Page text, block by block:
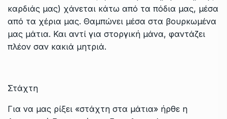
καρδιάς μας) χάνεται κάτω από τα πόδια μας, μέσα
από τα χέρια μας. Θαμπώνει μέσα στα βουρκωμένα
μας μάτια. Και αντί για στοργική μάνα, φαντάζει
πλέον σαν κακιά μητριά.
Στάχτη
Για να μας ρίξει «στάχτη στα μάτια» ήρθε η